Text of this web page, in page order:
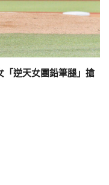
「逆天女團鉛筆腿」搶